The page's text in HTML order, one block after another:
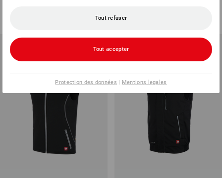
(TTC) à p. de 10 Pièces
Tout refuser
Tout accepter
Protection des données | Mentions legales